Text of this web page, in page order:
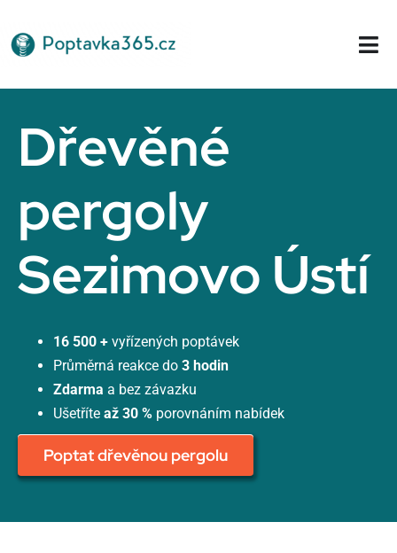
na
obsah
Dřevěné
pergoly
Sezimovo Ústí
16 500 + vyřízených poptávek
Průměrná reakce do 3 hodin
Zdarma a bez závazku
Ušetříte až 30 %porovnáním nabídek
Poptat dřevěnou pergolu